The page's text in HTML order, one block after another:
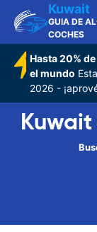
Kuwait
GUIA DE
COCHES
Hasta 20%
el mundo
2026 -